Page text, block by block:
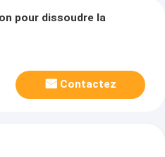
pour dissoudre la
Contactez